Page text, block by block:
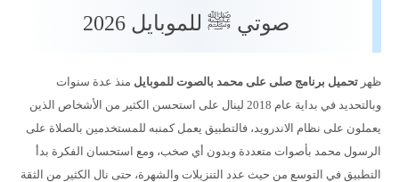
صوتي ﷺ للموبايل 2026
ظهر تحميل برنامج صلى على محمد بالصوت للموبايل منذ عدة سنوات
وبالتحديد في بداية عام 2018 لينال على استحسن الكثير من الأشخاص الذين
يعملون على نظام الاندرويد، فالتطبيق يعمل كمنبه للمستخدمين بالصلاة على
الرسول محمد بأصوات متعددة وبدون أي صخب، ومع استحسان الفكرة بدأ
التطبيق في التوسع من حيث عدد التنزيلات والشهرة، حتى نال الكثير من الثقة